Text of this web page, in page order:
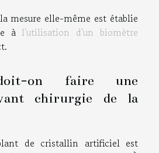
mesure elle-même est établie
à l'utilisation d'un biomètre
on faire une
chirurgie de la
de cristallin artificiel est